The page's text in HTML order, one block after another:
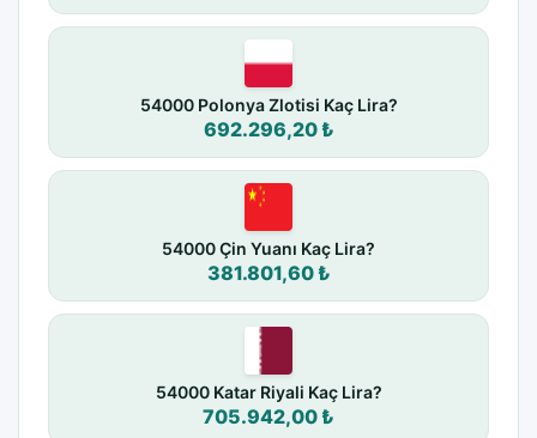
54000 Polonya Zlotisi Kaç Lira?
692.296,20 ₺
54000 Çin Yuanı Kaç Lira?
381.801,60 ₺
54000 Katar Riyali Kaç Lira?
705.942,00 ₺